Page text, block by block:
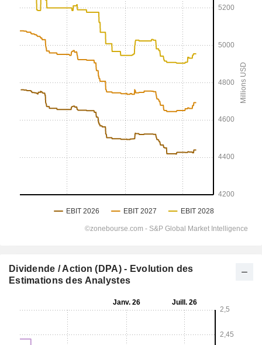
Dividende / Action (DPA) - Evolution des
Estimations des Analystes